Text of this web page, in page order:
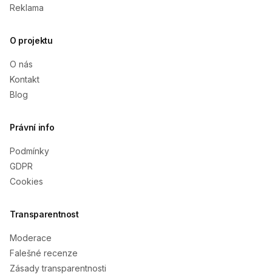
Reklama
O projektu
O nás
Kontakt
Blog
Právní info
Podmínky
GDPR
Cookies
Transparentnost
Moderace
Falešné recenze
Zásady transparentnosti